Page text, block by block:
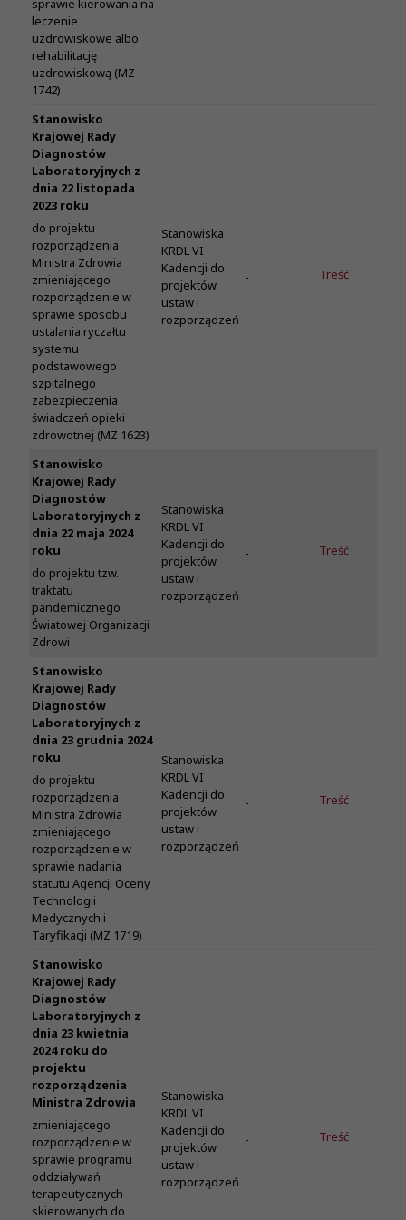
sprawie kierowania na
leczenie
uzdrowiskowe albo
rehabilitację
uzdrowiskową (MZ
1742)
Stanowisko
Krajowej Rady
Diagnostów
Laboratoryjnych z
dnia 22 listopada
2023 roku
do projektu
rozporządzenia
Ministra Zdrowia
zmieniającego
rozporządzenie w
sprawie sposobu
ustalania ryczałtu
systemu
podstawowego
szpitalnego
zabezpieczenia
świadczeń opieki
zdrowotnej (MZ 1623)
Stanowiska
KRDL VI
Kadencji do
projektów
ustaw i
rozporządzeń
- Treść
Stanowisko
Krajowej Rady
Diagnostów
Laboratoryjnych z
dnia 22 maja 2024
roku
do projektu tzw.
traktatu
pandemicznego
Światowej Organizacji
Zdrowi
Stanowiska
KRDL VI
Kadencji do
projektów
ustaw i
rozporządzeń
- Treść
Stanowisko
Krajowej Rady
Diagnostów
Laboratoryjnych z
dnia 23 grudnia 2024
roku
do projektu
rozporządzenia
Ministra Zdrowia
zmieniającego
rozporządzenie w
sprawie nadania
statutu Agencji Oceny
Technologii
Medycznych i
Taryfikacji (MZ 1719)
Stanowiska
KRDL VI
Kadencji do
projektów
ustaw i
rozporządzeń
- Treść
Stanowisko
Krajowej Rady
Diagnostów
Laboratoryjnych z
dnia 23 kwietnia
2024 roku do
projektu
rozporządzenia
Ministra Zdrowia
zmieniającego
rozporządzenie w
sprawie programu
oddziaływań
terapeutycznych
skierowanych do
Stanowiska
KRDL VI
Kadencji do
projektów
ustaw i
rozporządzeń
- Treść